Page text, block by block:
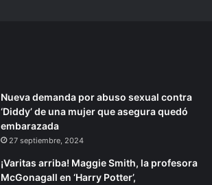
Nueva demanda por abuso sexual contra
‘Diddy’ de una mujer que asegura quedó
embarazada
27 septiembre, 2024
¡Varitas arriba! Maggie Smith, la profesora
McGonagall en ‘Harry Potter’,